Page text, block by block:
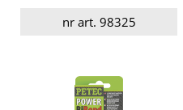
nr art. 98325